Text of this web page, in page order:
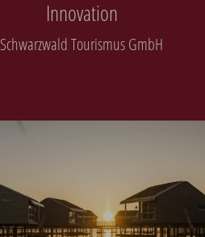
Innovation
Schwarzwald Tourismus GmbH